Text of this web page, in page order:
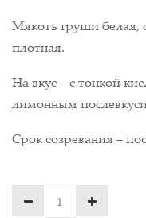
Мякоть груши белая,
плотная.
На вкус – с тонкой
лимонным
Срок созревания –